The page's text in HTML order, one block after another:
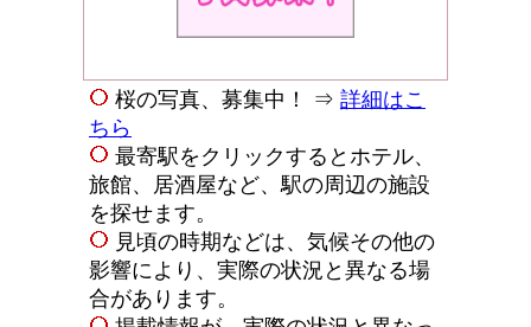
桜の写真、募集中！ ⇒ 詳細はこ
ちら
最寄駅をクリックするとホテル、
旅館、居酒屋など、駅の周辺の施設
を探せます。
見頃の時期などは、気候その他の
影響により、実際の状況と異なる場
合があります。